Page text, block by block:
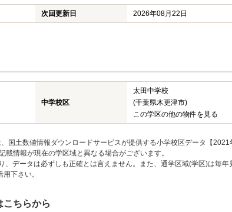
次回更新日
2026年08月22日
中学校区
太田中学校
(千葉県木更津市)
この学区の他の物件を見る
国土数値情報ダウンロードサービスが提供する小学校区データ【2021
情報が現在の学区域と異なる場合がございます。
、データは必ずしも正確とは言えません。また、通学区域(学区)は毎年
下さい。
こちらから